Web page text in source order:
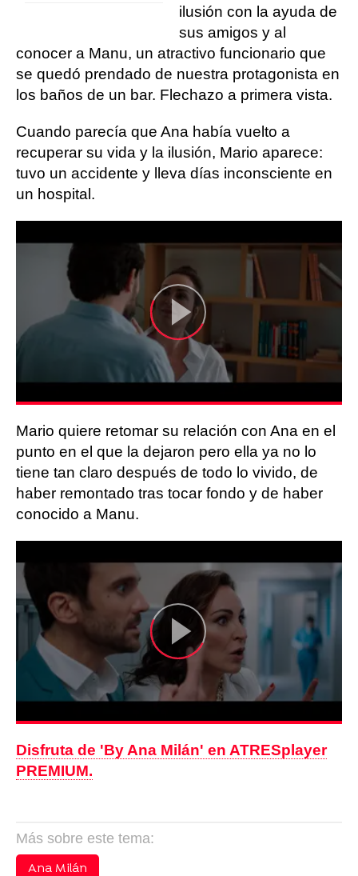
ilusión con la ayuda de
sus amigos y al
conocer a Manu, un atractivo funcionario que
se quedó prendado de nuestra protagonista en
los baños de un bar. Flechazo a primera vista.
Cuando parecía que Ana había vuelto a
recuperar su vida y la ilusión, Mario aparece:
tuvo un accidente y lleva días inconsciente en
un hospital.
Mario quiere retomar su relación con Ana en el
punto en el que la dejaron pero ella ya no lo
tiene tan claro después de todo lo vivido, de
haber remontado tras tocar fondo y de haber
conocido a Manu.
Disfruta de 'By Ana Milán' en ATRESplayer
PREMIUM.
Más sobre este tema:
Ana Milán